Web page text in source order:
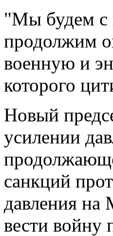
"Мы будем с
продолжим
военную и
которого
Новый
усилении
санкций
давления на
вести войну